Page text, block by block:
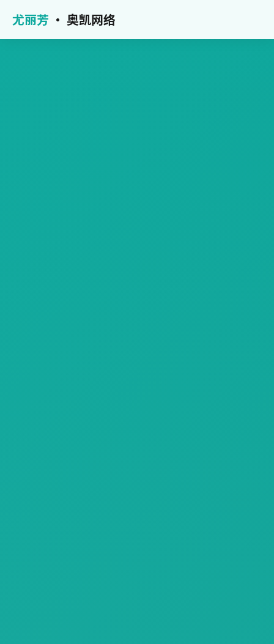
尤丽芳 · 奥凯网络